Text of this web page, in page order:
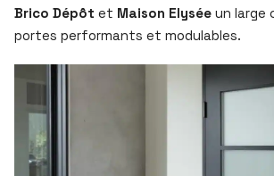
Brico Dépôt et Maison Elysée un large
portes performants et modulables.